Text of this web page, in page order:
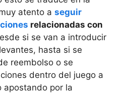
atento a seguir
relacionadas con
si se van a introducir
hasta si se
reembolso o se
dentro del juego a
apostando por la